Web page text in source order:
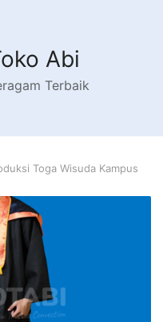
Abi
Terbaik
Toga Wisuda Kampus